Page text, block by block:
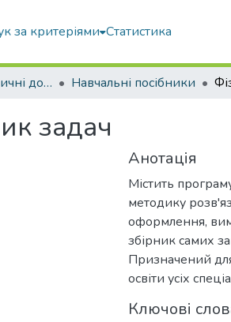
за критеріями Статистика
Навчально-методичні документи Навчальні посібники
задач
Анотація
Містить
методику
оформлення,
збірник самих
Призначений
освіти усіх
Ключові